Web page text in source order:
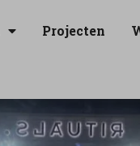
Projecten